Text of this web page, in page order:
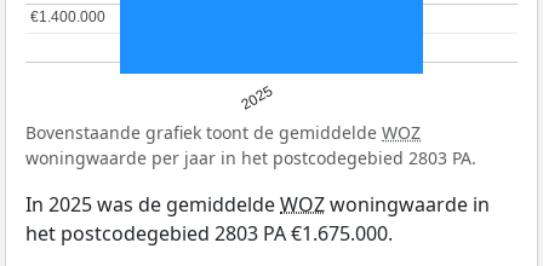
2025
€1.400.000
€1.400.000
Bovenstaande grafiek toont de gemiddelde WOZ
woningwaarde per jaar in het postcodegebied 2803 PA.
In 2025 was de gemiddeldeWOZwoningwaarde in
het postcodegebied 2803 PA €1.675.000.